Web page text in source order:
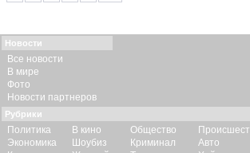
Новости
Все новости
В мире
Фото
Новости партнеров
Рубрики
Политика
Экономика
В кино
Шоубиз
Общество
Криминал
Авто